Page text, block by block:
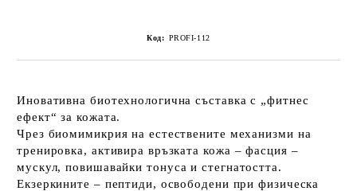
Код: PROFI-112
Иновативна биотехнологична съставка с „фитнес
ефект“ за кожата.
Чрез биомимикрия на естествените механизми на
тренировка, активира връзката кожа – фасция –
мускул, повишавайки тонуса и стегнатостта.
Екзеркините – пептиди, освободени при физическа